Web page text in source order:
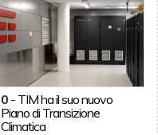
0 - TIM ha il suo nuovo
Piano di Transizione
Climatica